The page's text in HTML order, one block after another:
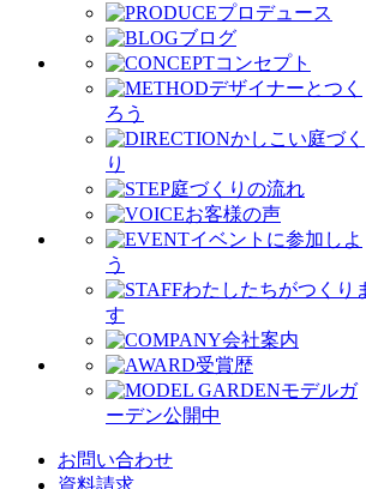
プロデュース
ブログ
コンセプト
デザイナーとつく
ろう
かしこい庭づく
り
庭づくりの流れ
お客様の声
イベントに参加しよ
う
わたしたちがつくり
す
会社案内
受賞歴
モデルガ
ーデン公開中
お問い合わせ